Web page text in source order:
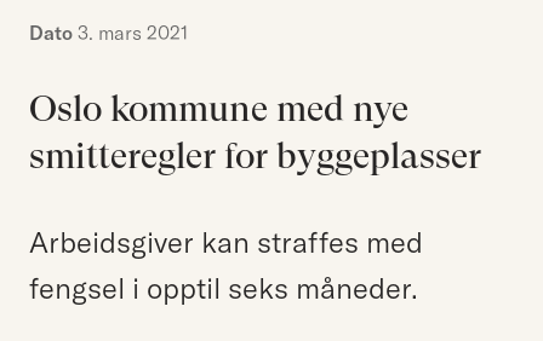
EN
NO
Hjort Bridge
Dato 3. mars 2021
Oslo kommune med nye
smitteregler for byggeplasser
Arbeidsgiver kan straffes med
fengsel i opptil seks måneder.